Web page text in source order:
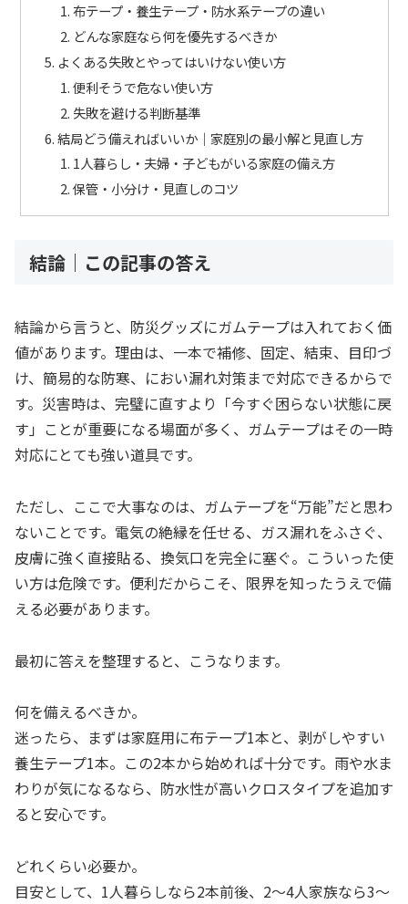
布テープ・養生テープ・防水系テープの違い
どんな家庭なら何を優先するべきか
よくある失敗とやってはいけない使い方
便利そうで危ない使い方
失敗を避ける判断基準
結局どう備えればいいか｜家庭別の最小解と見直し方
1人暮らし・夫婦・子どもがいる家庭の備え方
保管・小分け・見直しのコツ
結論｜この記事の答え
結論から言うと、防災グッズにガムテープは入れておく価
値があります。理由は、一本で補修、固定、結束、目印づ
け、簡易的な防寒、におい漏れ対策まで対応できるからで
す。災害時は、完璧に直すより「今すぐ困らない状態に戻
す」ことが重要になる場面が多く、ガムテープはその一時
対応にとても強い道具です。
ただし、ここで大事なのは、ガムテープを“万能”だと思わ
ないことです。電気の絶縁を任せる、ガス漏れをふさぐ、
皮膚に強く直接貼る、換気口を完全に塞ぐ。こういった使
い方は危険です。便利だからこそ、限界を知ったうえで備
える必要があります。
最初に答えを整理すると、こうなります。
何を備えるべきか。
迷ったら、まずは家庭用に布テープ1本と、剥がしやすい
養生テープ1本。この2本から始めれば十分です。雨や水ま
わりが気になるなら、防水性が高いクロスタイプを追加す
ると安心です。
どれくらい必要か。
目安として、1人暮らしなら2本前後、2〜4人家族なら3〜